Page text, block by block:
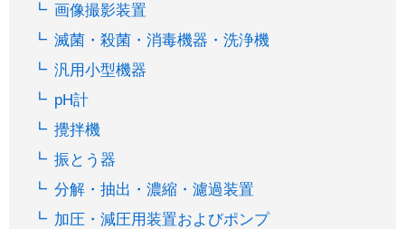
画像撮影装置
滅菌・殺菌・消毒機器・洗浄機
汎用小型機器
pH計
攪拌機
振とう器
分解・抽出・濃縮・濾過装置
加圧・減圧用装置およびポンプ